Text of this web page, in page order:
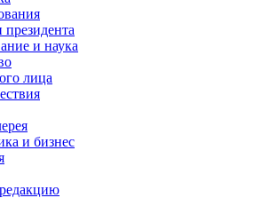
и наука
лица
и бизнес